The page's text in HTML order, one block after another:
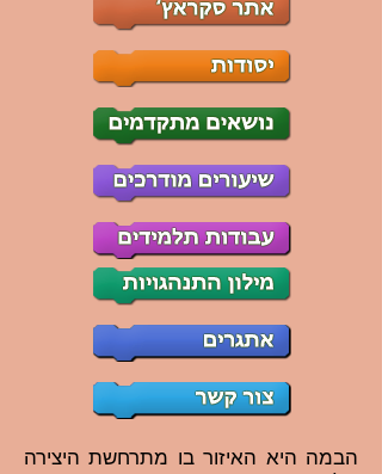
הבמה היא האיזור בו מתרחשת היצירה